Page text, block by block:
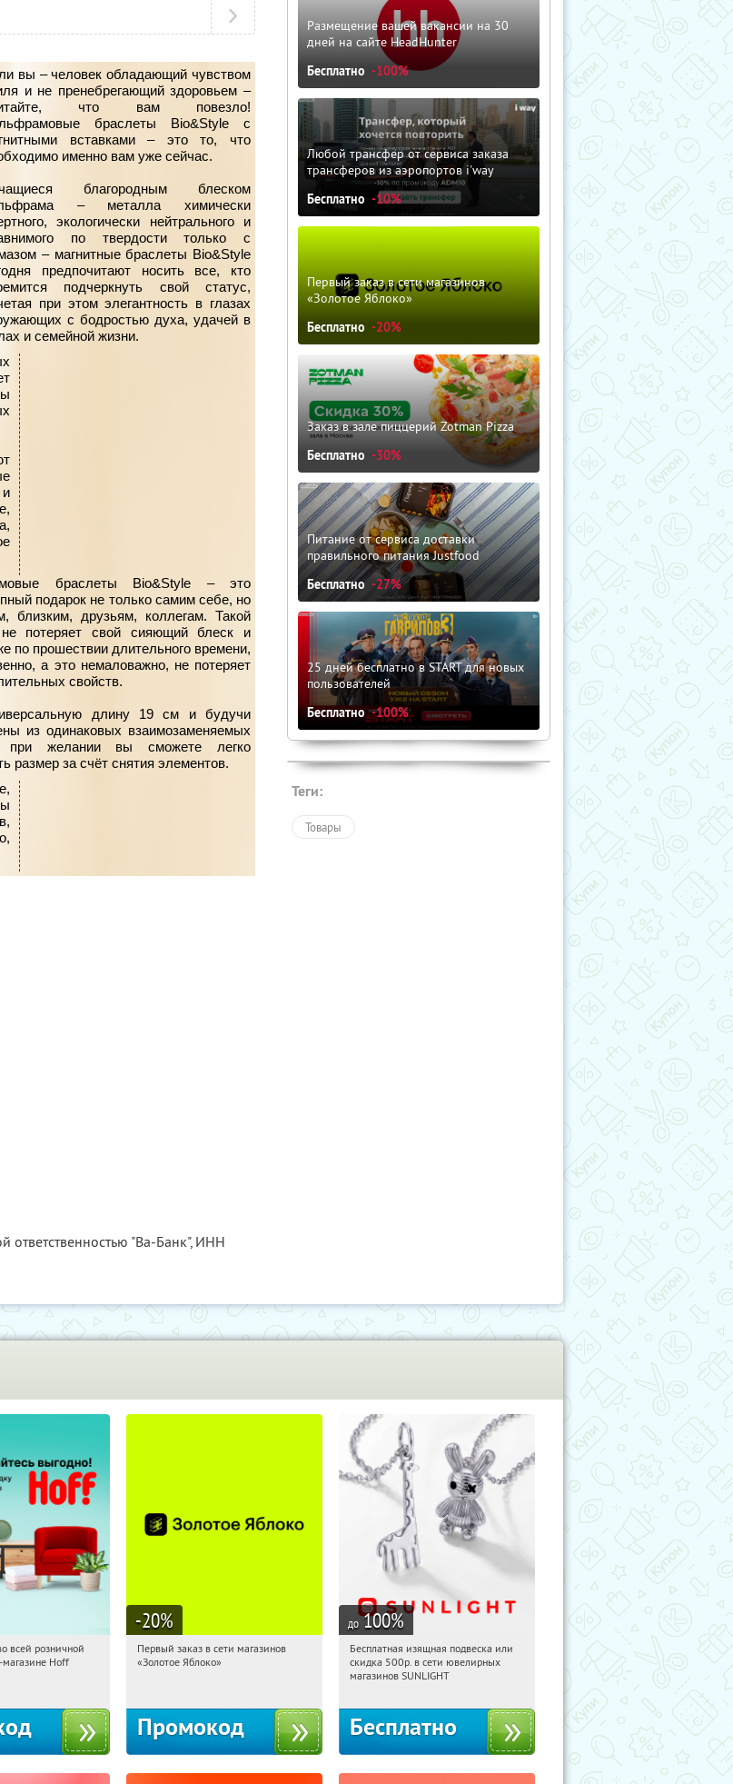
вы – человек обладающий чувством
и не пренебрегающий здоровьем –
что вам повезло!
браслеты Bio&Style с
вставками – это то, что
именно вам уже сейчас.
благородным блеском
– металла химически
экологически нейтрального и
по твердости только с
– магнитные браслеты Bio&Style
предпочитают носить все, кто
подчеркнуть свой статус,
при этом элегантность в глазах
с бодростью духа, удачей в
и семейной жизни.
браслеты Bio&Style – это
подарок не только самим себе, но
близким, друзьям, коллегам. Такой
не потеряет свой сияющий блеск и
по прошествии длительного времени,
а это немаловажно, не потеряет
свойств.
длину 19 см и будучи
из одинаковых взаимозаменяемых
при желании вы сможете легко
размер за счёт снятия элементов.
ответственностью "Ва-Банк", ИНН
Размещение вашей вакансии на 30
дней на сайте HeadHunter
Бесплатно -100%
Любой трансфер от сервиса заказа
трансферов из аэропортов i'way
Бесплатно -10%
Первый заказ в сети магазинов
«Золотое Яблоко»
Бесплатно -20%
Заказ в зале пиццерий Zotman Pizza
Бесплатно -30%
Питание от сервиса доставки
правильного питания Justfood
Бесплатно -27%
25 дней бесплатно в START для новых
пользователей
Бесплатно -100%
Теги:
Товары
Получили:
всей розничной
магазине Hoff
-20%
21:22:13
Получи первым!
Первый заказ в сети магазинов
«Золотое Яблоко»
Промокод
до 100%
21:22:13 Получили:
Россия
Бесплатная изящная подвеска или
скидка 500р. в сети ювелирных
магазинов SUNLIGHT
Бесплатно